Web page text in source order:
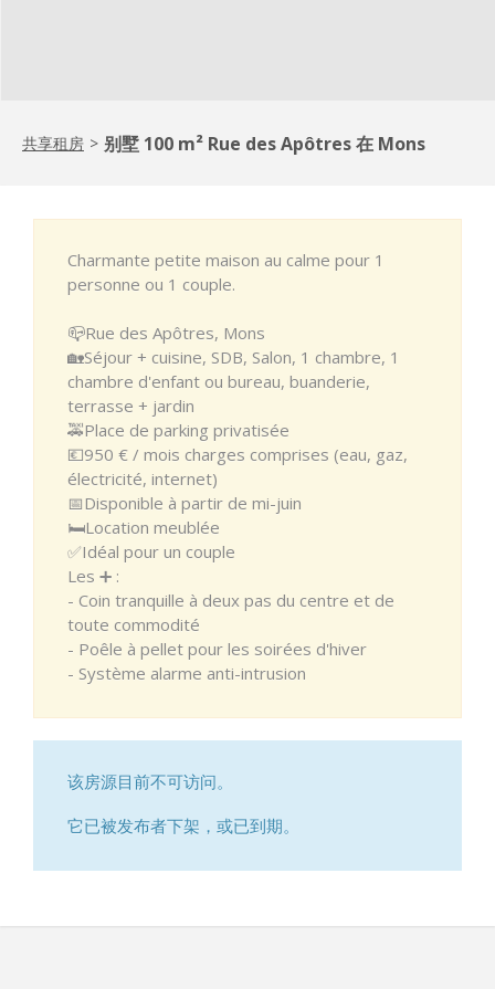
共享租房 > 别墅 100 m² Rue des Apôtres 在 Mons
Charmante petite maison au calme pour 1
personne ou 1 couple.
📪Rue des Apôtres, Mons
🏡Séjour + cuisine, SDB, Salon, 1 chambre, 1
chambre d'enfant ou bureau, buanderie,
terrasse + jardin
🚕Place de parking privatisée
💶950 € / mois charges comprises (eau, gaz,
électricité, internet)
📅Disponible à partir de mi-juin
🛏️Location meublée
✅Idéal pour un couple
Les ➕ :
- Coin tranquille à deux pas du centre et de
toute commodité
- Poêle à pellet pour les soirées d'hiver
- Système alarme anti-intrusion
该房源目前不可访问。
它已被发布者下架，或已到期。